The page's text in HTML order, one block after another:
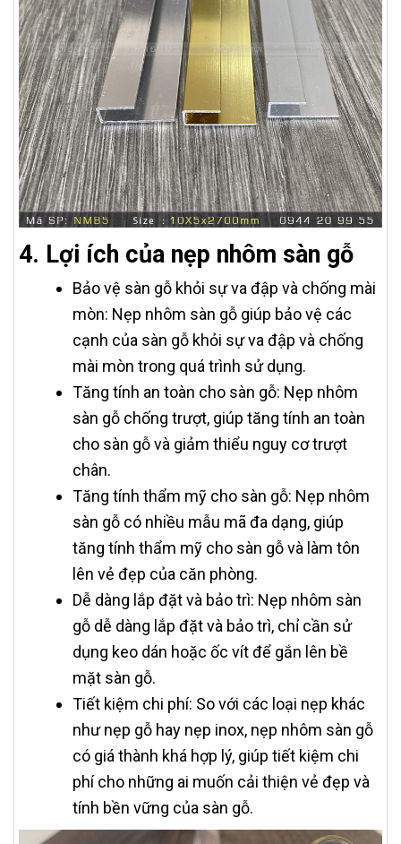
4. Lợi ích của nẹp nhôm sàn gỗ
Bảo vệ sàn gỗ khỏi sự va đập và chống mài
mòn: Nẹp nhôm sàn gỗ giúp bảo vệ các
cạnh của sàn gỗ khỏi sự va đập và chống
mài mòn trong quá trình sử dụng.
Tăng tính an toàn cho sàn gỗ: Nẹp nhôm
sàn gỗ chống trượt, giúp tăng tính an toàn
cho sàn gỗ và giảm thiểu nguy cơ trượt
chân.
Tăng tính thẩm mỹ cho sàn gỗ: Nẹp nhôm
sàn gỗ có nhiều mẫu mã đa dạng, giúp
tăng tính thẩm mỹ cho sàn gỗ và làm tôn
lên vẻ đẹp của căn phòng.
Dễ dàng lắp đặt và bảo trì: Nẹp nhôm sàn
gỗ dễ dàng lắp đặt và bảo trì, chỉ cần sử
dụng keo dán hoặc ốc vít để gắn lên bề
mặt sàn gỗ.
Tiết kiệm chi phí: So với các loại nẹp khác
như nẹp gỗ hay nẹp inox, nẹp nhôm sàn gỗ
có giá thành khá hợp lý, giúp tiết kiệm chi
phí cho những ai muốn cải thiện vẻ đẹp và
tính bền vững của sàn gỗ.